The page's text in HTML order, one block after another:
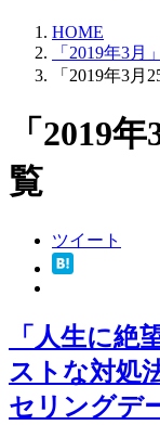
HOME
「2019年3月
「2019年3月
「2019
覧
ツイート
「人生に絶
ストな対処
セリングデ